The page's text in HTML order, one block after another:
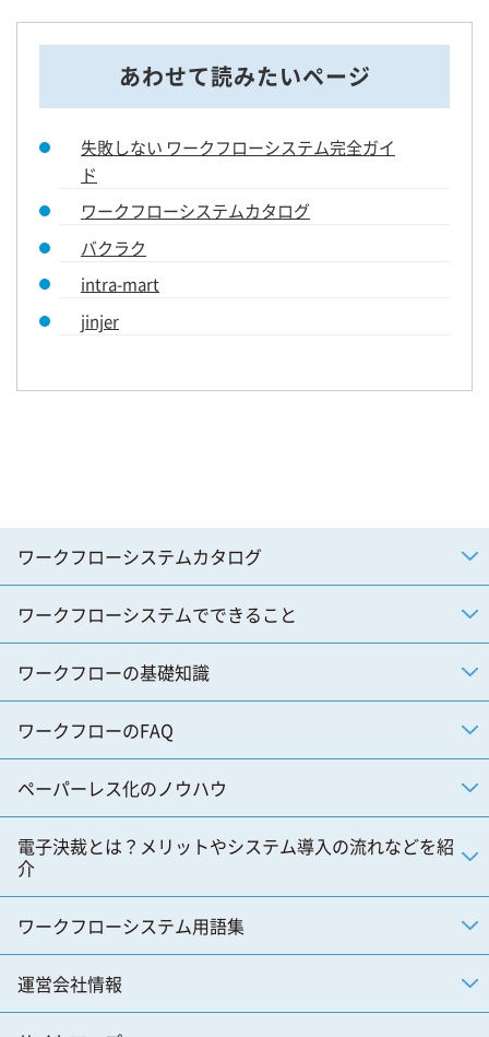
あわせて読みたいページ
失敗しない ワークフローシステム完全ガイ
ド
ワークフローシステムカタログ
バクラク
intra-mart
jinjer
ワークフローシステムカタログ
ワークフローシステムでできること
ワークフローの基礎知識
ワークフローのFAQ
ペーパーレス化のノウハウ
電子決裁とは？メリットやシステム導入の流れなどを紹
介
ワークフローシステム用語集
運営会社情報